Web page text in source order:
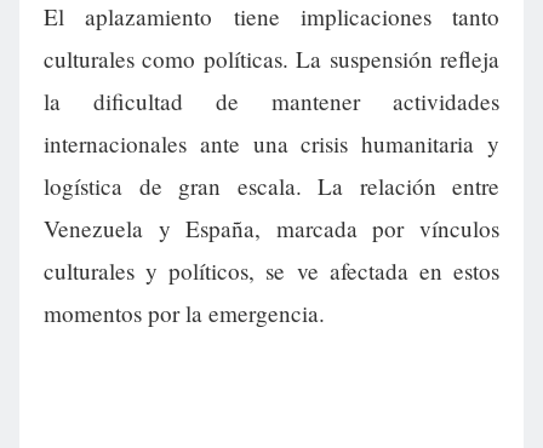
El aplazamiento tiene implicaciones tanto
culturales como políticas. La suspensión refleja
la dificultad de mantener actividades
internacionales ante una crisis humanitaria y
logística de gran escala. La relación entre
Venezuela y España, marcada por vínculos
culturales y políticos, se ve afectada en estos
momentos por la emergencia.